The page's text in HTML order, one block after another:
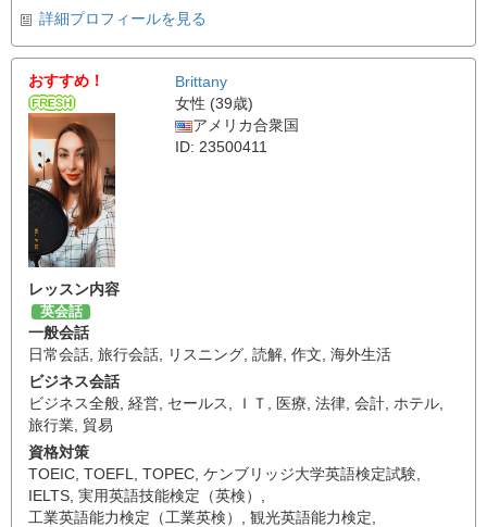
詳細プロフィールを見る
おすすめ！
Brittany
女性 (39歳)
アメリカ合衆国
ID: 23500411
レッスン内容
英会話
一般会話
日常会話 旅行会話 リスニング 読解 作文 海外生活
ビジネス会話
ビジネス全般 経営 セールス ＩＴ 医療 法律 会計 ホテル
旅行業 貿易
資格対策
TOEIC TOEFL TOPEC ケンブリッジ大学英語検定試験
IELTS 実用英語技能検定（英検）
工業英語能力検定（工業英検）
観光英語能力検定